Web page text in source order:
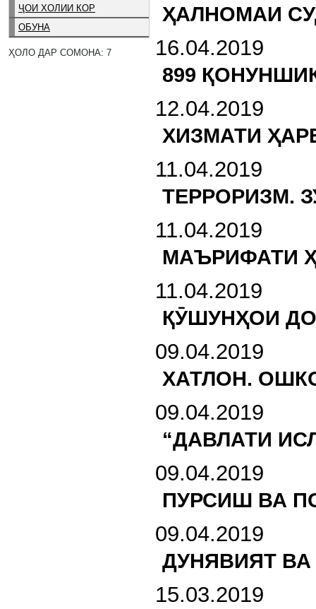
ҶОИ ХОЛИИ КОР
ОБУНА
ҲОЛО ДАР СОМОНА: 7
ҲАЛНОМАИ
16.04.2019
899
12.04.2019
ХИЗМАТИ
11.04.2019
ТЕРРОРИЗМ.
11.04.2019
МАЪРИФАТИ
11.04.2019
ҚӮШУНҲОИ
09.04.2019
ХАТЛОН.
09.04.2019
“ДАВЛАТИ
09.04.2019
ПУРСИШ ВА
09.04.2019
ДУНЯВИЯТ
15.03.2019